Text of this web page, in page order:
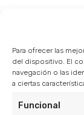
Para ofrecer las
del dispositivo. El
navegación o las
a ciertas
Funcional